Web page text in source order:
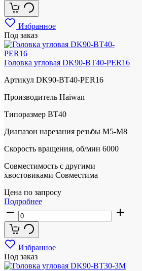
Избранное
Под заказ
Головка угловая DK90-BT40-PER16
Артикул DK90-BT40-PER16
Производитель Haiwan
Типоразмер BT40
Диапазон нарезания резьбы М5-M8
Скорость вращения, об/мин 6000
Совместимость с другими
хвостовиками Совместима
Цена по запросу
Подробнее
Избранное
Под заказ